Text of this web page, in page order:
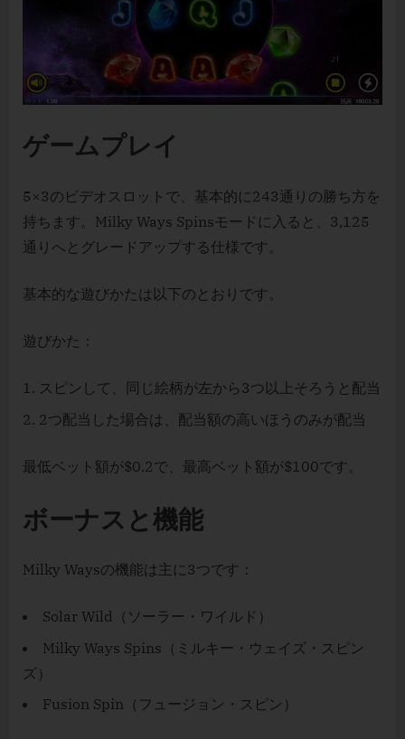
ゲームプレイ
5×3のビデオスロットで、基本的に243通りの勝ち方を
持ちます。Milky Ways Spinsモードに入ると、3,125
通りへとグレードアップする仕様です。
基本的な遊びかたは以下のとおりです。
遊びかた：
スピンして、同じ絵柄が左から3つ以上そろうと配当
2つ配当した場合は、配当額の高いほうのみが配当
最低ベット額が$0.2で、最高ベット額が$100です。
ボーナスと機能
Milky Waysの機能は主に3つです：
Solar Wild（ソーラー・ワイルド）
Milky Ways Spins（ミルキー・ウェイズ・スピン
ズ）
Fusion Spin（フュージョン・スピン）